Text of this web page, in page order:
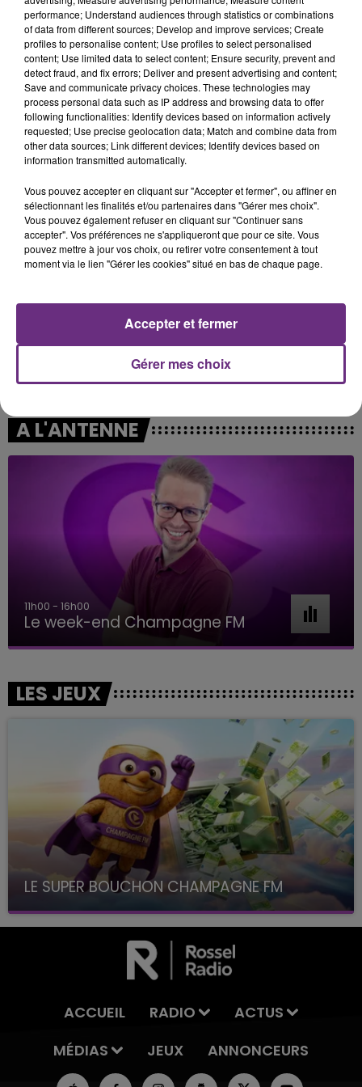
TEMPER CITY
Self Aware
SHANIA TWAIN
That Don't Impress Me
11h02
11h02 10h58
10h58
CHRISTOPHE WILLEM
A L'ANTENNE
11h00 - 16h00
Le week-end Champagne FM
LES JEUX
LE SUPER BOUCHON CHAMPAGNE FM
avec La Famille Champagne FM, à 8H10
ACCUEIL RADIO
ACTUS
MÉDIAS
JEUX ANNONCEURS
performance; Understand audiences through statistics or combinations
of data from different sources; Develop and improve services; Create
profiles to personalise content; Use profiles to select personalised
content; Use limited data to select content; Ensure security, prevent and
detect fraud, and fix errors; Deliver and present advertising and content;
Save and communicate privacy choices. These technologies may
process personal data such as IP address and browsing data to offer
following functionalities: Identify devices based on information actively
requested; Use precise geolocation data; Match and combine data from
other data sources; Link different devices; Identify devices based on
information transmitted automatically.
Vous pouvez accepter en cliquant sur "Accepter et fermer", ou affiner en
sélectionnant les finalités et/ou partenaires dans "Gérer mes choix".
Vous pouvez également refuser en cliquant sur "Continuer sans
accepter". Vos préférences ne s'appliqueront que pour ce site. Vous
pouvez mettre à jour vos choix, ou retirer votre consentement à tout
moment via le lien "Gérer les cookies" situé en bas de chaque page.
Gérer mes choix
Accepter et fermer